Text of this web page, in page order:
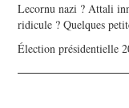
Lecornu nazi ? Attali
ridicule ? Quelques
Élection présidentielle